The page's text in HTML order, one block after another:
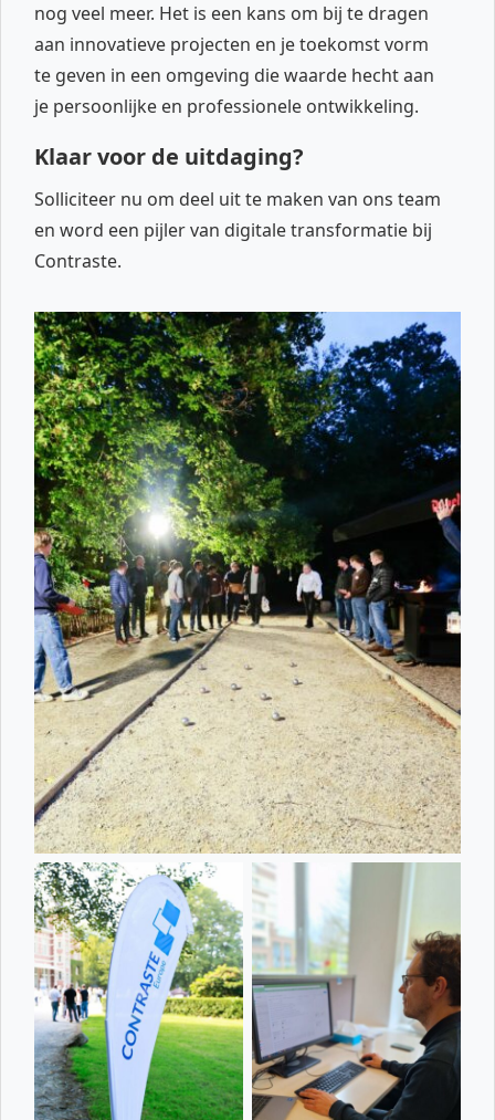
nog veel meer. Het is een kans om bij te dragen
aan innovatieve projecten en je toekomst vorm
te geven in een omgeving die waarde hecht aan
je persoonlijke en professionele ontwikkeling.
Klaar voor de uitdaging?
Solliciteer nu om deel uit te maken van ons team
en word een pijler van digitale transformatie bij
Contraste.